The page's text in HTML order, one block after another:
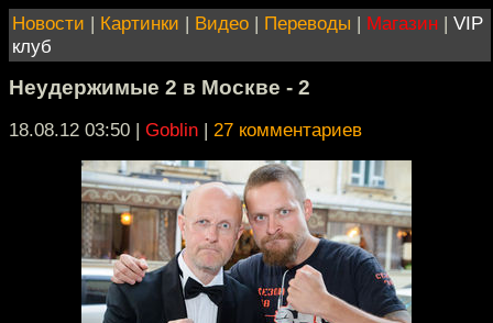
Новости | Картинки | Видео | Переводы | Магазин | VIP
клуб
Неудержимые 2 в Москве - 2
18.08.12 03:50 | Goblin | 27 комментариев